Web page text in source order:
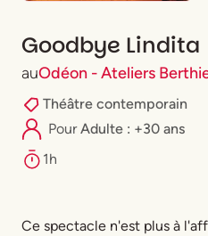
Goodbye Lindita
auOdéon - Ateliers
Théâtre contemporain
PourAdulte : +30 ans
1h
Ce spectacle n'est plus à